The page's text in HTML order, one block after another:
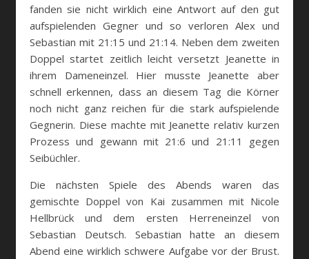
fanden sie nicht wirklich eine Antwort auf den gut
aufspielenden Gegner und so verloren Alex und
Sebastian mit 21:15 und 21:14. Neben dem zweiten
Doppel startet zeitlich leicht versetzt Jeanette in
ihrem Dameneinzel. Hier musste Jeanette aber
schnell erkennen, dass an diesem Tag die Körner
noch nicht ganz reichen für die stark aufspielende
Gegnerin. Diese machte mit Jeanette relativ kurzen
Prozess und gewann mit 21:6 und 21:11 gegen
Seibüchler.
Die nächsten Spiele des Abends waren das
gemischte Doppel von Kai zusammen mit Nicole
Hellbrück und dem ersten Herreneinzel von
Sebastian Deutsch. Sebastian hatte an diesem
Abend eine wirklich schwere Aufgabe vor der Brust.